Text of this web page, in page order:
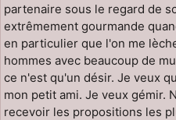
partenaire sous le regard de
extrêmement gourmande
en particulier que l'on me
hommes avec beaucoup de
ce n'est qu'un désir. Je veux
mon petit ami. Je veux gémir.
recevoir les propositions les